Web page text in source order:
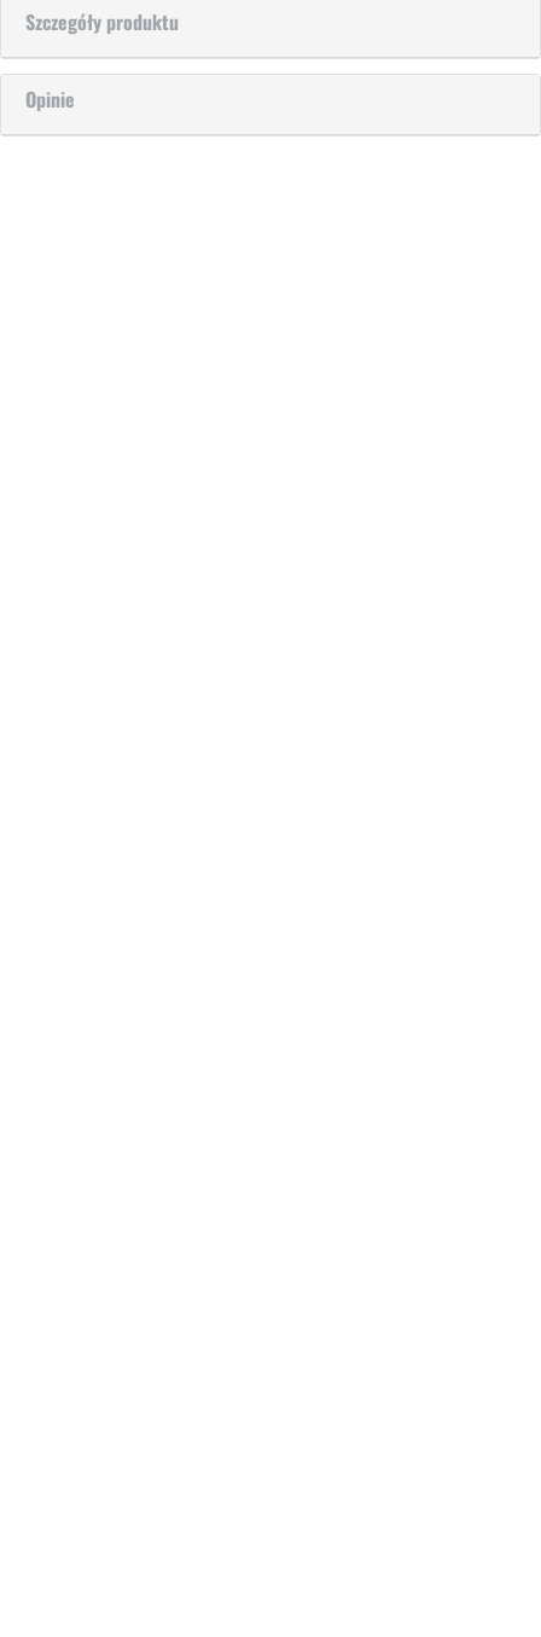
Szczegóły produktu
Opinie